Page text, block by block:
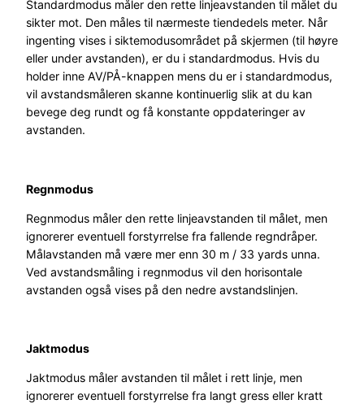
Standardmodus måler den rette linjeavstanden til målet du
sikter mot. Den måles til nærmeste tiendedels meter. Når
ingenting vises i siktemodusområdet på skjermen (til høyre
eller under avstanden), er du i standardmodus. Hvis du
holder inne AV/PÅ-knappen mens du er i standardmodus,
vil avstandsmåleren skanne kontinuerlig slik at du kan
bevege deg rundt og få konstante oppdateringer av
avstanden.
Regnmodus
Regnmodus måler den rette linjeavstanden til målet, men
ignorerer eventuell forstyrrelse fra fallende regndråper.
Målavstanden må være mer enn 30 m / 33 yards unna.
Ved avstandsmåling i regnmodus vil den horisontale
avstanden også vises på den nedre avstandslinjen.
Jaktmodus
Jaktmodus måler avstanden til målet i rett linje, men
ignorerer eventuell forstyrrelse fra langt gress eller kratt